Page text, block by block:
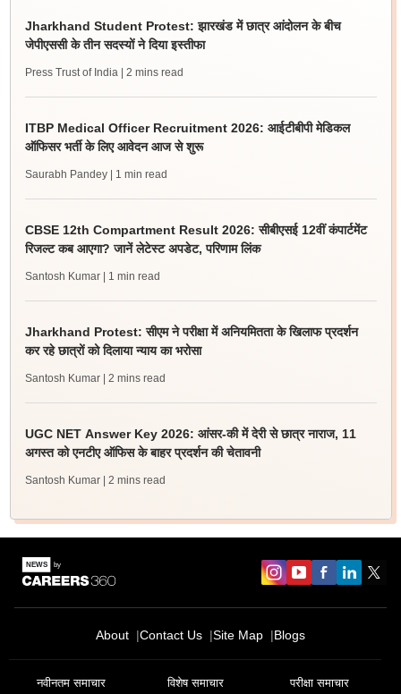
Jharkhand Student Protest: झारखंड में छात्र आंदोलन के बीच
जेपीएससी के तीन सदस्यों ने दिया इस्तीफा
Press Trust of India | 2 mins read
ITBP Medical Officer Recruitment 2026: आईटीबीपी मेडिकल
ऑफिसर भर्ती के लिए आवेदन आज से शुरू
Saurabh Pandey | 1 min read
CBSE 12th Compartment Result 2026: सीबीएसई 12वीं कंपार्टमेंट
रिजल्ट कब आएगा? जानें लेटेस्ट अपडेट, परिणाम लिंक
Santosh Kumar | 1 min read
Jharkhand Protest: सीएम ने परीक्षा में अनियमितता के खिलाफ प्रदर्शन
कर रहे छात्रों को दिलाया न्याय का भरोसा
Santosh Kumar | 2 mins read
UGC NET Answer Key 2026: आंसर-की में देरी से छात्र नाराज, 11
अगस्त को एनटीए ऑफिस के बाहर प्रदर्शन की चेतावनी
Santosh Kumar | 2 mins read
About Contact Us Site Map Blogs
नवीनतम समाचार विशेष समाचार परीक्षा समाचार